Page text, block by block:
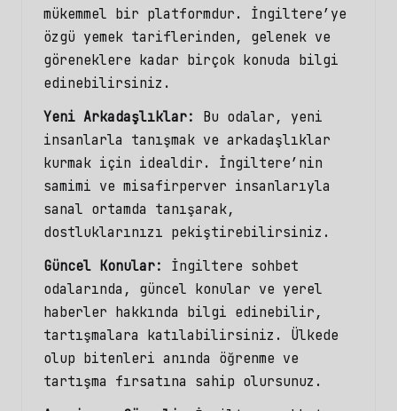
mükemmel bir platformdur. İngiltere’ye
özgü yemek tariflerinden, gelenek ve
göreneklere kadar birçok konuda bilgi
edinebilirsiniz.
Yeni Arkadaşlıklar:
Bu odalar, yeni
insanlarla tanışmak ve arkadaşlıklar
kurmak için idealdir. İngiltere’nin
samimi ve misafirperver insanlarıyla
sanal ortamda tanışarak,
dostluklarınızı pekiştirebilirsiniz.
Güncel Konular:
İngiltere sohbet
odalarında, güncel konular ve yerel
haberler hakkında bilgi edinebilir,
tartışmalara katılabilirsiniz. Ülkede
olup bitenleri anında öğrenme ve
tartışma fırsatına sahip olursunuz.